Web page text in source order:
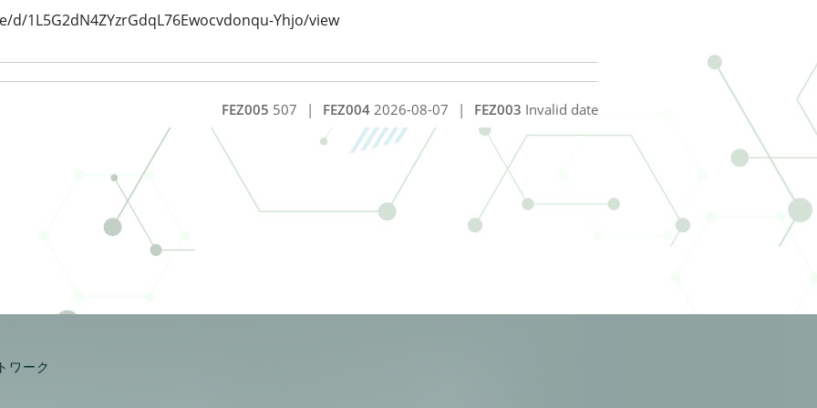
1L5G2dN4ZYzrGdqL76Ewocvdonqu-Yhjo/view
FEZ003 Invalid date
FEZ004 2026-08-07 |
FEZ005 507 |
ワーク